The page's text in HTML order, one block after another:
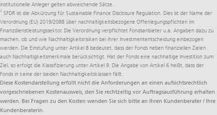
institutionelle Anleger gelten abweichende Sätze.
3 SFDR ist die Abkürzung für Sustainable Finance Disclosure Regulation. Dies ist der Name der
Verordnung (EU) 2019/2088 über nachhaltigkeitsbezogene Offenlegungspflichten im
Finanzdienstleistungssektor. Die Verordnung verpflichtet Fondsanbieter u.a. Angaben dazu zu
machen, ob und wie Nachhaltigkeitsrisiken bei ihrer Investmententscheidung einbezogen
werden. Die Einstufung unter Artikel 8 bedeutet, dass der Fonds neben finanziellen Zielen
auch Nachhaltigkeitsmerkmale berücksichtigt. Hat der Fonds eine nachhaltige Investition zum
Ziel, so erfolgt die Klassifizierung unter Artikel 9. Die Angabe von Artikel 6 heißt, dass der
Fonds in keine der beiden Nachhaltigkeitsklassen fällt.
Diese Kostendarstellung erfüllt nicht die Anforderungen an einen aufsichtsrechtlich
vorgeschriebenen Kostenausweis, den Sie rechtzeitig vor Auftragsausführung erhalten
werden. Bei Fragen zu den Kosten wenden Sie sich bitte an Ihren Kundenberater / Ihre
Kundenberaterin.